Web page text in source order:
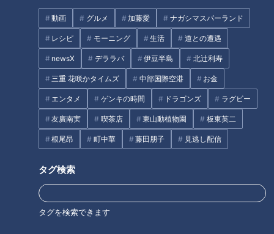
動画 グルメ 加藤愛 ナガシマスパーランド
レシピ モーニング 生活 道との遭遇
newsX デララバ 伊豆半島 北辻利寿
三重 花咲かタイムズ 中部国際空港 お金
エンタメ ゲンキの時間 ドラゴンズ ラグビー
友廣南実 喫茶店 東山動植物園 板東英二
根尾昂 町中華 藤田朋子 見逃し配信
タグ検索
タグを検索できます
山本學【スジナシ】鶴瓶「あん
な人に手をつけるなんて、バレ
るの丸わかり」
つみきみほ【スジナシ】鶴瓶
「片意地な人や…」私のやり方
に抵抗があるなら他の教師に…
気感！鶴瓶「この終わり方は、
ほんと、初めてですよ」
でネタ合戦な暴走ストーリ